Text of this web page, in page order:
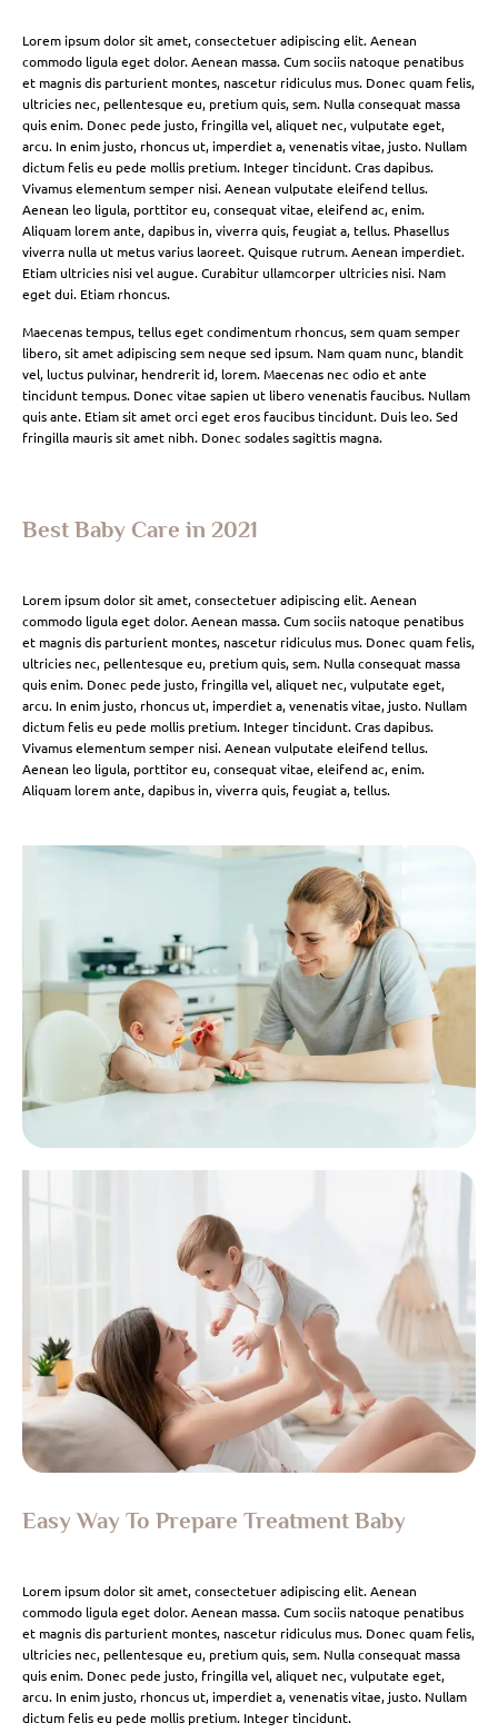
Lorem ipsum dolor sit amet, consectetuer adipiscing elit. Aenean
commodo ligula eget dolor. Aenean massa. Cum sociis natoque penatibus
et magnis dis parturient montes, nascetur ridiculus mus. Donec quam felis,
ultricies nec, pellentesque eu, pretium quis, sem. Nulla consequat massa
quis enim. Donec pede justo, fringilla vel, aliquet nec, vulputate eget,
arcu. In enim justo, rhoncus ut, imperdiet a, venenatis vitae, justo. Nullam
dictum felis eu pede mollis pretium. Integer tincidunt. Cras dapibus.
Vivamus elementum semper nisi. Aenean vulputate eleifend tellus.
Aenean leo ligula, porttitor eu, consequat vitae, eleifend ac, enim.
Aliquam lorem ante, dapibus in, viverra quis, feugiat a, tellus. Phasellus
viverra nulla ut metus varius laoreet. Quisque rutrum. Aenean imperdiet.
Etiam ultricies nisi vel augue. Curabitur ullamcorper ultricies nisi. Nam
eget dui. Etiam rhoncus.
Maecenas tempus, tellus eget condimentum rhoncus, sem quam semper
libero, sit amet adipiscing sem neque sed ipsum. Nam quam nunc, blandit
vel, luctus pulvinar, hendrerit id, lorem. Maecenas nec odio et ante
tincidunt tempus. Donec vitae sapien ut libero venenatis faucibus. Nullam
quis ante. Etiam sit amet orci eget eros faucibus tincidunt. Duis leo. Sed
fringilla mauris sit amet nibh. Donec sodales sagittis magna.
Best Baby Care in 2021
Lorem ipsum dolor sit amet, consectetuer adipiscing elit. Aenean
commodo ligula eget dolor. Aenean massa. Cum sociis natoque penatibus
et magnis dis parturient montes, nascetur ridiculus mus. Donec quam felis,
ultricies nec, pellentesque eu, pretium quis, sem. Nulla consequat massa
quis enim. Donec pede justo, fringilla vel, aliquet nec, vulputate eget,
arcu. In enim justo, rhoncus ut, imperdiet a, venenatis vitae, justo. Nullam
dictum felis eu pede mollis pretium. Integer tincidunt. Cras dapibus.
Vivamus elementum semper nisi. Aenean vulputate eleifend tellus.
Aenean leo ligula, porttitor eu, consequat vitae, eleifend ac, enim.
Aliquam lorem ante, dapibus in, viverra quis, feugiat a, tellus.
Easy Way To Prepare Treatment Baby
Lorem ipsum dolor sit amet, consectetuer adipiscing elit. Aenean
commodo ligula eget dolor. Aenean massa. Cum sociis natoque penatibus
et magnis dis parturient montes, nascetur ridiculus mus. Donec quam felis,
ultricies nec, pellentesque eu, pretium quis, sem. Nulla consequat massa
quis enim. Donec pede justo, fringilla vel, aliquet nec, vulputate eget,
arcu. In enim justo, rhoncus ut, imperdiet a, venenatis vitae, justo. Nullam
dictum felis eu pede mollis pretium. Integer tincidunt.